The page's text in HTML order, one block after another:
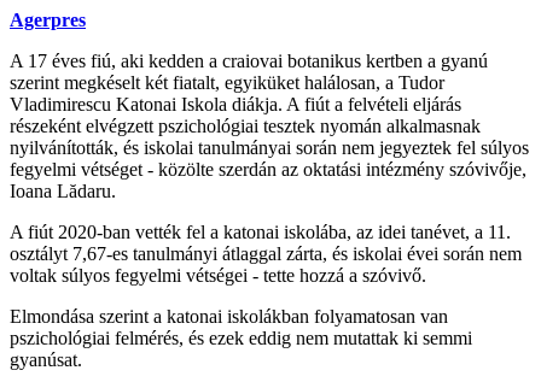
Agerpres
A 17 éves fiú, aki kedden a craiovai botanikus kertben a gyanú
szerint megkéselt két fiatalt, egyiküket halálosan, a Tudor
Vladimirescu Katonai Iskola diákja. A fiút a felvételi eljárás
részeként elvégzett pszichológiai tesztek nyomán alkalmasnak
nyilvánították, és iskolai tanulmányai során nem jegyeztek fel súlyos
fegyelmi vétséget - közölte szerdán az oktatási intézmény szóvivője,
Ioana Lădaru.
A fiút 2020-ban vették fel a katonai iskolába, az idei tanévet, a 11.
osztályt 7,67-es tanulmányi átlaggal zárta, és iskolai évei során nem
voltak súlyos fegyelmi vétségei - tette hozzá a szóvivő.
Elmondása szerint a katonai iskolákban folyamatosan van
pszichológiai felmérés, és ezek eddig nem mutattak ki semmi
gyanúsat.